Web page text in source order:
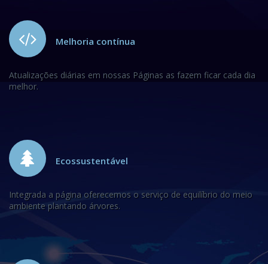
Melhoria contínua
Atualizações diárias em nossas Páginas as fazem ficar cada dia
melhor.
Ecossustentável
Integrada a página oferecemos o serviço de equilíbrio do meio
ambiente plantando árvores.